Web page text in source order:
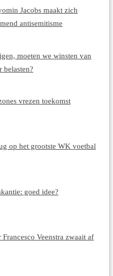
Jacobs maakt zich
antisemitisme
moeten we winsten van
belasten?
vrezen toekomst
op het grootste WK voetbal
goed idee?
Veenstra zwaait af